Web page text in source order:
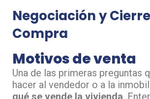
Negociación y
Compra
Motivos de venta
Una de las primeras preguntas
hacer al vendedor o a la
qué se vende la vivienda.